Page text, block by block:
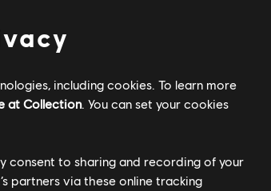
including cookies. To learn more
at Collection. You can set your cookies
consent to sharing and recording of your
partners via these online tracking